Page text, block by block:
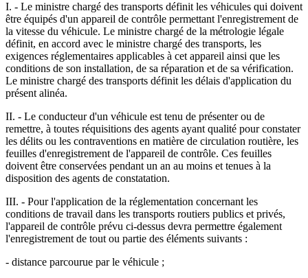
I. - Le ministre chargé des transports définit les véhicules qui doivent
être équipés d'un appareil de contrôle permettant l'enregistrement de
la vitesse du véhicule. Le ministre chargé de la métrologie légale
définit, en accord avec le ministre chargé des transports, les
exigences réglementaires applicables à cet appareil ainsi que les
conditions de son installation, de sa réparation et de sa vérification.
Le ministre chargé des transports définit les délais d'application du
présent alinéa.
II. - Le conducteur d'un véhicule est tenu de présenter ou de
remettre, à toutes réquisitions des agents ayant qualité pour constater
les délits ou les contraventions en matière de circulation routière, les
feuilles d'enregistrement de l'appareil de contrôle. Ces feuilles
doivent être conservées pendant un an au moins et tenues à la
disposition des agents de constatation.
III. - Pour l'application de la réglementation concernant les
conditions de travail dans les transports routiers publics et privés,
l'appareil de contrôle prévu ci-dessus devra permettre également
l'enregistrement de tout ou partie des éléments suivants :
- distance parcourue par le véhicule ;